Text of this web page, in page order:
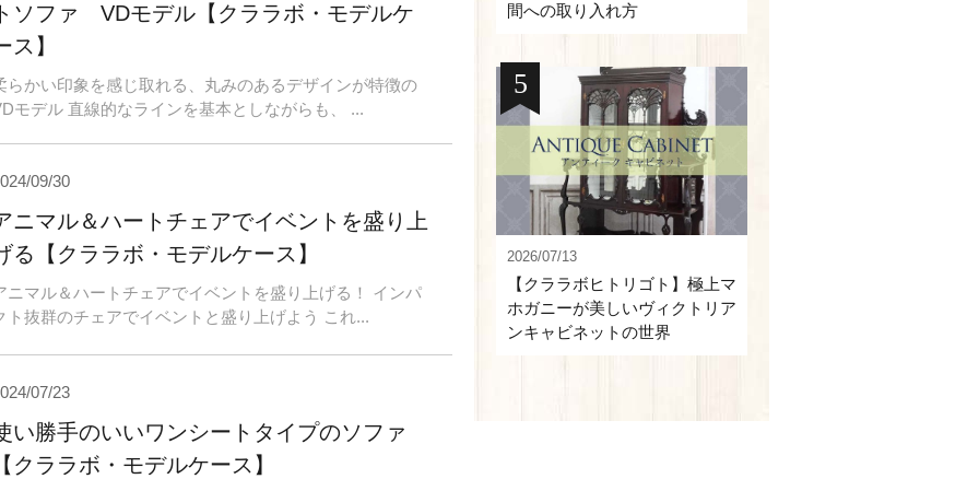
ソファ VDモデル【クララボ・モデルケ
ス】
らかい印象を感じ取れる、丸みのあるデザインが特徴の
モデル 直線的なラインを基本としながらも、 ...
09/30
ニマル＆ハートチェアでイベントを盛り上
る【クララボ・モデルケース】
ニマル＆ハートチェアでイベントを盛り上げる！ インパ
ト抜群のチェアでイベントと盛り上げよう これ...
07/23
い勝手のいいワンシートタイプのソファ
クララボ・モデルケース】
間への取り入れ方
2026/07/13
【クララボヒトリゴト】極上マ
ホガニーが美しいヴィクトリア
ンキャビネットの世界